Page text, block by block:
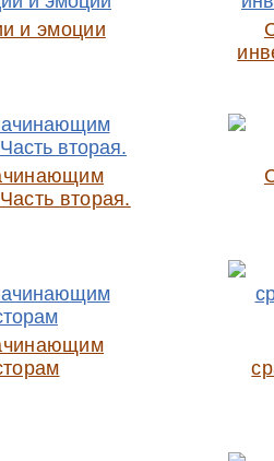
и эмоции
вторая.